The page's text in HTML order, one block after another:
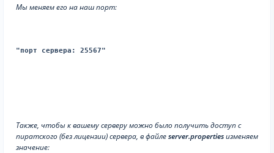
Мы меняем его на наш порт:
"порт сервера: 25567"
Также, чтобы к вашему серверу можно было получить доступ с
пиратского (без лицензии) сервера, в файлеserver.propertiesизменяем
значение: